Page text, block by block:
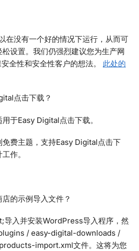
在没有一个好的情况下运行，从而可
设置。我们仍强烈建议您为生产网
全性和安全性客户的想法。 此处的
点击下载？
于Easy Digital点击下载。
费主题，支持Easy Digital点击下
作。
的示例导入文件？
导入并安装WordPress导入程序，然
/ easy-digital-downloads /
import.xml文件。这将为您